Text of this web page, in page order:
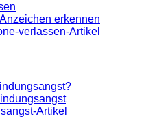
erkennen
verlassen-Artikel
Artikel